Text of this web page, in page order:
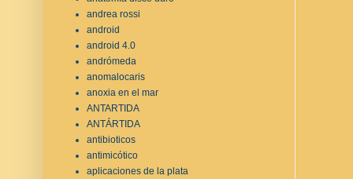
andrea rossi
android
android 4.0
andrómeda
anomalocaris
anoxia en el mar
ANTARTIDA
ANTÁRTIDA
antibioticos
antimicótico
aplicaciones de la plata